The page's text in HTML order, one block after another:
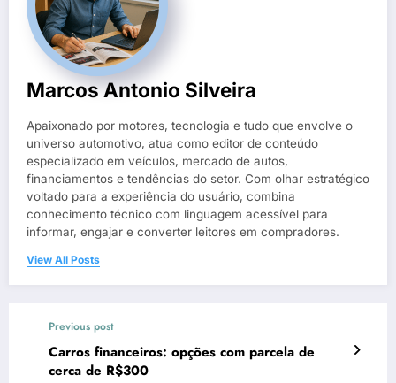
Marcos Antonio Silveira
Apaixonado por motores, tecnologia e tudo que envolve o
universo automotivo, atua como editor de conteúdo
especializado em veículos, mercado de autos,
financiamentos e tendências do setor. Com olhar estratégico
voltado para a experiência do usuário, combina
conhecimento técnico com linguagem acessível para
informar, engajar e converter leitores em compradores.
View All Posts
Previous post
Carros financeiros: opções com parcela de
cerca de R$300